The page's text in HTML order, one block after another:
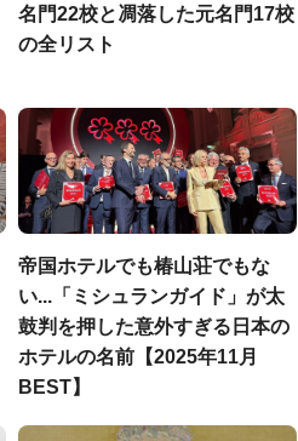
名門22校と凋落した元名門17校
の全リスト
帝国ホテルでも椿山荘でもな
い...「ミシュランガイド」が太
鼓判を押した意外すぎる日本の
ホテルの名前【2025年11月
BEST】